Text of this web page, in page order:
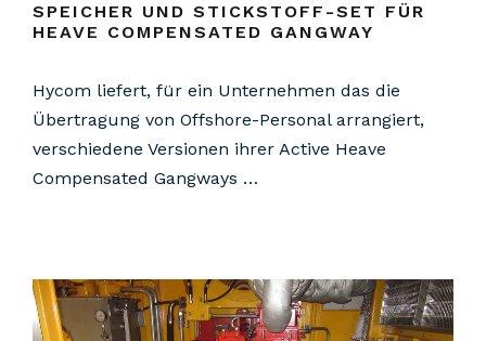
SPEICHER UND STICKSTOFF-SET FÜR
HEAVE COMPENSATED GANGWAY
Hycom liefert, für ein Unternehmen das die
Übertragung von Offshore-Personal arrangiert,
verschiedene Versionen ihrer Active Heave
Compensated Gangways …